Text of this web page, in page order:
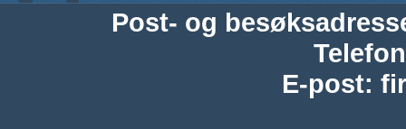
Post- og
Telefon
E-post: